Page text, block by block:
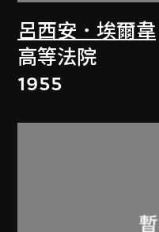
呂西安．埃爾韋
高等法院
1955